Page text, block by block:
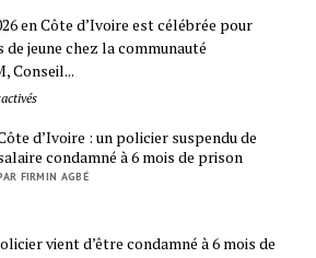
en Côte d’Ivoire est célébrée pour
jeune chez la communauté
Conseil...
d’Ivoire : un policier suspendu de
condamné à 6 mois de prison
FIRMIN AGBÉ
vient d’être condamné à 6 mois de